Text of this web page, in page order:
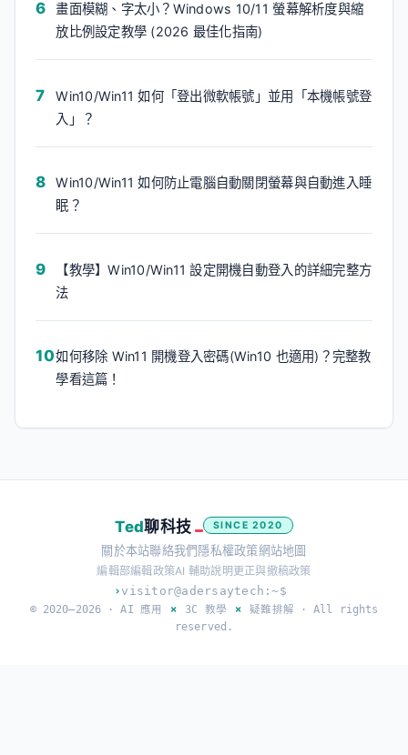
畫面模糊、字太小？Windows 10/11 螢幕解析度與縮
放比例設定教學 (2026 最佳化指南)
Win10/Win11 如何「登出微軟帳號」並用「本機帳號登
入」？
Win10/Win11 如何防止電腦自動關閉螢幕與自動進入睡
眠？
【教學】Win10/Win11 設定開機自動登入的詳細完整方
法
如何移除 Win11 開機登入密碼(Win10 也適用)？完整教
學看這篇！
Ted聊科技 SINCE 2020
關於本站聯絡我們隱私權政策網站地圖
編輯部編輯政策AI 輔助說明更正與撤稿政策
› visitor@adersaytech:~$
© 2020–2026 ·AI 應用 × 3C 教學 × 疑難排解 · All rights
reserved.